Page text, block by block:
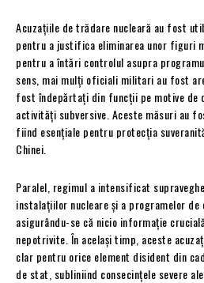
Acuzațiile de trădare nucleară au fost
pentru a justifica eliminarea unor figuri
pentru a întări controlul asupra
sens, mai mulți oficiali militari au fost
fost îndepărtați din funcții pe motive de
activități subversive. Aceste măsuri au
fiind esențiale pentru protecția
Chinei.
Paralel, regimul a intensificat
instalațiilor nucleare și a programelor de
asigurându-se că nicio informație
nepotrivite. În același timp, aceste
clar pentru orice element disident din
de stat, subliniind consecințele severe